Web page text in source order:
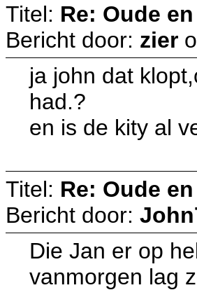
Titel: Re: Oude
Bericht door: zier
ja john dat
had.?
en is de kity al
Titel: Re: Oude
Bericht door:
Die Jan er op
vanmorgen lag